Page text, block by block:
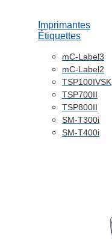
Imprimantes
Étiquettes
mC-Label3
mC-Label2
TSP100IVSK
TSP700II
TSP800II
SM-T300i
SM-T400i